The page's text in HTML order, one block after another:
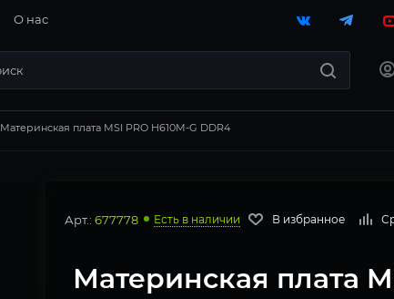
О нас
Материнская плата MSI PRO H610M-G DDR4
Арт.: 677778 Есть в наличии В избранное
Материнская плата